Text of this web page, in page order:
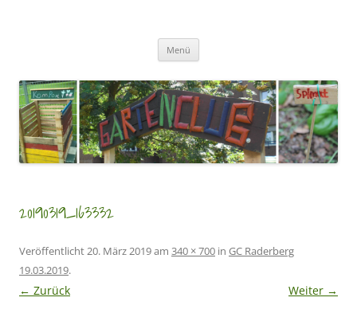
Menü
20190319_163332
Veröffentlicht20. März 2019am 340 × 700 in GC Raderberg
19.03.2019.
← Zurück Weiter →